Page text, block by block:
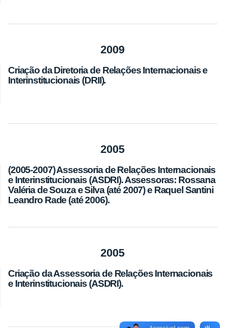
2009
Criação da Diretoria de Relações Internacionais e
Interinstitucionais (DRII).
2005
(2005-2007) Assessoria de Relações Internacionais
e Interinstitucionais (ASDRI). Assessoras: Rossana
Valéria de Souza e Silva (até 2007) e Raquel Santini
Leandro Rade (até 2006).
2005
Criação da Assessoria de Relações Internacionais
e Interinstitucionais (ASDRI).